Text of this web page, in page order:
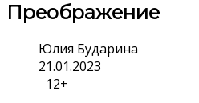
Преображение
Юлия Бударина
21.01.2023
12+